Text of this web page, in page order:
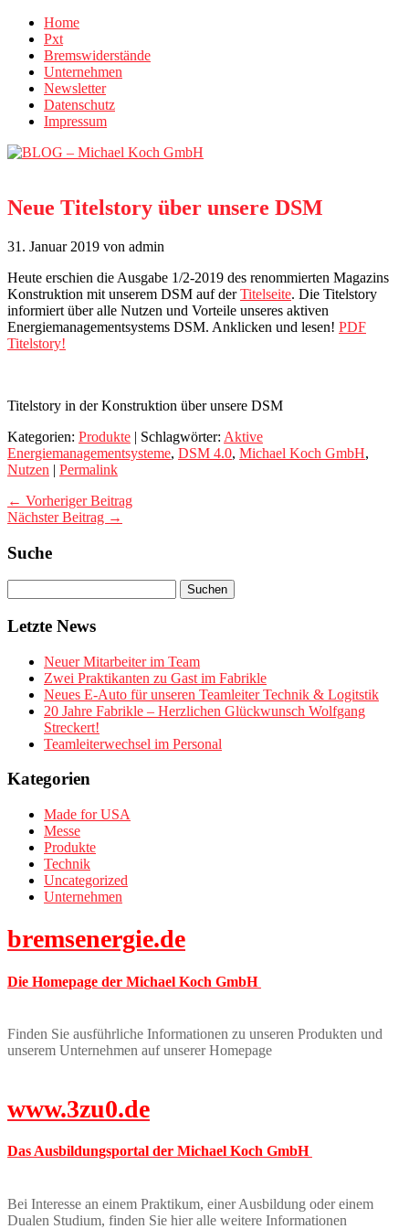
Home
Pxt
Bremswiderstände
Unternehmen
Newsletter
Datenschutz
Impressum
Neue Titelstory über unsere DSM
31. Januar 2019 von admin
Heute erschien die Ausgabe 1/2-2019 des renommierten Magazins
Konstruktion mit unserem DSM auf derTitelseite. Die Titelstory
informiert über alle Nutzen und Vorteile unseres aktiven
Energiemanagementsystems DSM. Anklicken und lesen! PDF
Titelstory!
Titelstory in der Konstruktion über unsere DSM
Kategorien: Produkte | Schlagwörter: Aktive
Energiemanagementsysteme, DSM 4.0, Michael Koch GmbH,
Nutzen | Permalink
← Vorheriger Beitrag
Nächster Beitrag →
Suche
Letzte News
Neuer Mitarbeiter im Team
Zwei Praktikanten zu Gast im Fabrikle
Neues E-Auto für unseren Teamleiter Technik & Logitstik
20 Jahre Fabrikle – Herzlichen Glückwunsch Wolfgang
Streckert!
Teamleiterwechsel im Personal
Kategorien
Made for USA
Messe
Produkte
Technik
Uncategorized
Unternehmen
bremsenergie.de
Die Homepage der Michael Koch GmbH
Finden Sie ausführliche Informationen zu unseren Produkten und
unserem Unternehmen auf unserer Homepage
www.3zu0.de
Das Ausbildungsportal der Michael Koch GmbH
Bei Interesse an einem Praktikum, einer Ausbildung oder einem
Dualen Studium, finden Sie hier alle weitere Informationen